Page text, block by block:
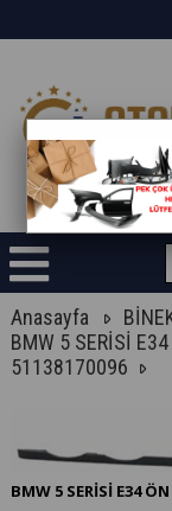
Anasayfa
BMW 5 SERİSİ
51138170096
BMW 5 SERİSİ E34